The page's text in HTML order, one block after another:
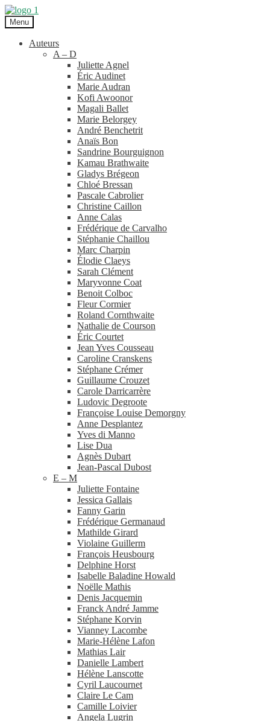
Aller
à
la
navigation
Aller
au
contenu
Menu
Auteurs
A – D
Juliette Agnel
Éric Audinet
Marie Audran
Kofi Awoonor
Magali Ballet
Marie Belorgey
André Benchetrit
Anaïs Bon
Sandrine Bourguignon
Kamau Brathwaite
Gladys Brégeon
Chloé Bressan
Pascale Cabrolier
Christine Caillon
Anne Calas
Frédérique de Carvalho
Stéphanie Chaillou
Marc Charpin
Élodie Claeys
Sarah Clément
Maryvonne Coat
Benoit Colboc
Fleur Cormier
Roland Cornthwaite
Nathalie de Courson
Éric Courtet
Jean Yves Cousseau
Caroline Cranskens
Stéphane Crémer
Guillaume Crouzet
Carole Darricarrère
Ludovic Degroote
Françoise Louise Demorgny
Anne Desplantez
Yves di Manno
Lise Dua
Agnès Dubart
Jean-​Pascal Dubost
E – M
Juliette Fontaine
Jessica Gallais
Fanny Garin
Frédérique Germanaud
Mathilde Girard
Violaine Guillerm
François Heusbourg
Delphine Horst
Isabelle Baladine Howald
Noëlle Mathis
Denis Jacquemin
Franck André Jamme
Stéphane Korvin
Vianney Lacombe
Marie-​Hélène Lafon
Mathias Lair
Danielle Lambert
Hélène Lanscotte
Cyril Laucournet
Claire Le Cam
Camille Loivier
Angela Lugrin